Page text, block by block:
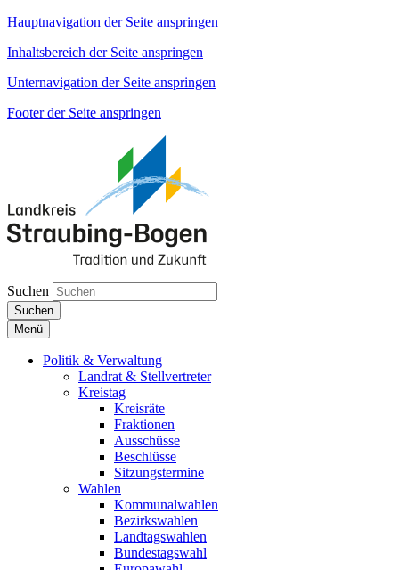
Hauptnavigation der Seite anspringen
Inhaltsbereich der Seite anspringen
Unternavigation der Seite anspringen
Footer der Seite anspringen
Suchen
Suchen
Menü
Politik & Verwaltung
Landrat & Stellvertreter
Kreistag
Kreisräte
Fraktionen
Ausschüsse
Beschlüsse
Sitzungstermine
Wahlen
Kommunalwahlen
Bezirkswahlen
Landtagswahlen
Bundestagswahl